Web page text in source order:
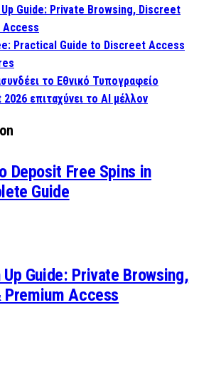
Up Guide: Private Browsing, Discreet
Access
Practical Guide to Discreet Access
το Εθνικό Τυπογραφείο
επιταχύνει το AI μέλλον
Deposit Free Spins in
Guide
Up Guide: Private Browsing,
Access